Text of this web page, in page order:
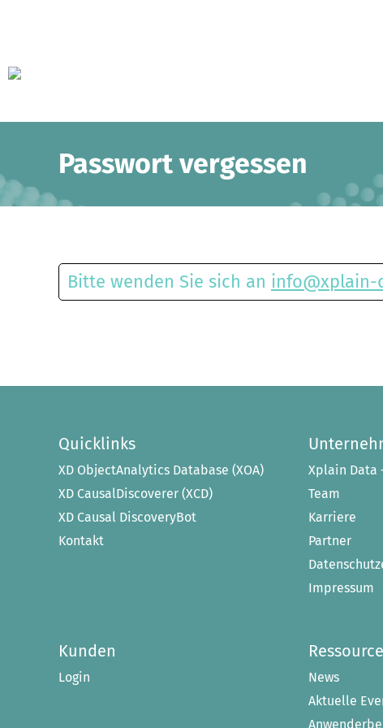
Passwort vergessen
Bitte wenden Sie sich an info@xplain-
Quicklinks
XD ObjectAnalytics Database (XOA)
XD CausalDiscoverer (XCD)
XD Causal DiscoveryBot
Kontakt
Xplain Data
Team
Karriere
Partner
Impressum
Kunden
Login
News
Aktuelle